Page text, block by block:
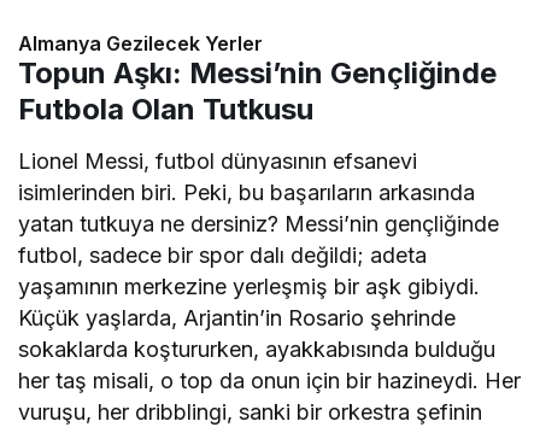
Almanya Gezilecek Yerler
Topun Aşkı: Messi’nin Gençliğinde
Futbola Olan Tutkusu
Lionel Messi, futbol dünyasının efsanevi
isimlerinden biri. Peki, bu başarıların arkasında
yatan tutkuya ne dersiniz? Messi’nin gençliğinde
futbol, sadece bir spor dalı değildi; adeta
yaşamının merkezine yerleşmiş bir aşk gibiydi.
Küçük yaşlarda, Arjantin’in Rosario şehrinde
sokaklarda koştururken, ayakkabısında bulduğu
her taş misali, o top da onun için bir hazineydi. Her
vuruşu, her dribblingi, sanki bir orkestra şefinin